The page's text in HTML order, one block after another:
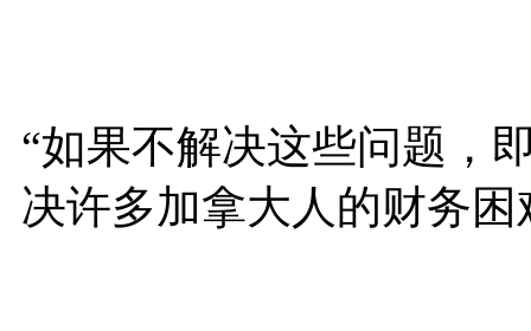
“如果不解决这些问题，
决许多加拿大人的财务困